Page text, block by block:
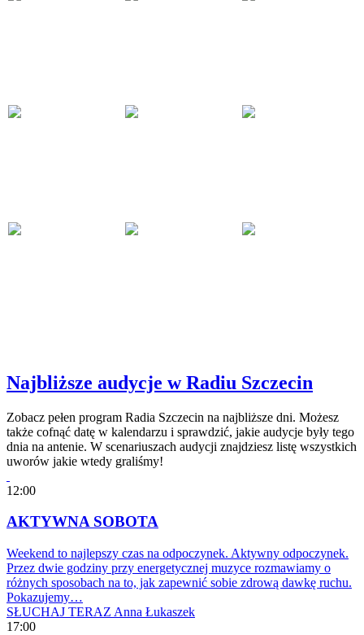
Najbliższe audycje w Radiu Szczecin
Zobacz pełen program Radia Szczecin na najbliższe dni. Możesz
także cofnąć datę w kalendarzu i sprawdzić, jakie audycje były tego
dnia na antenie. W scenariuszach audycji znajdziesz listę wszystkich
uworów jakie wtedy graliśmy!
12:00
AKTYWNA SOBOTA
Weekend to najlepszy czas na odpoczynek. Aktywny odpoczynek.
Przez dwie godziny przy energetycznej muzyce rozmawiamy o
różnych sposobach na to, jak zapewnić sobie zdrową dawkę ruchu.
Pokazujemy…
SŁUCHAJ TERAZ Anna Łukaszek
17:00